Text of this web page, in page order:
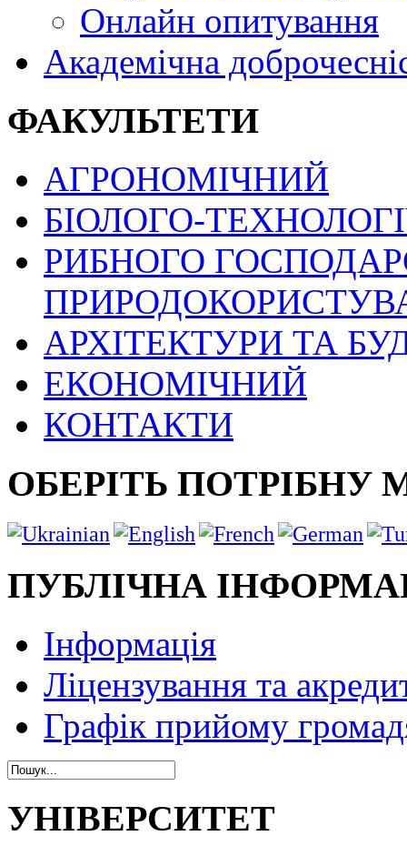
Онлайн опитування
Академічна
ФАКУЛЬТЕТИ
АГРОНОМІЧНИЙ
БІОЛОГО-
РИБНОГО
АРХІТЕКТУРИ ТА
ЕКОНОМІЧНИЙ
КОНТАКТИ
ОБЕРІТЬ ПОТРІБНУ
ПУБЛІЧНА
Інформація
Ліцензування та
Графік прийому
УНІВЕРСИТЕТ